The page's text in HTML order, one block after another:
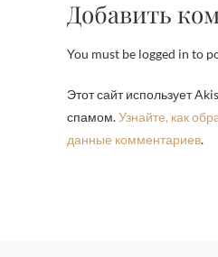
Добавить
You must be logged in to
Этот сайт использует
спамом.Узнайте, как
данные комментариев.